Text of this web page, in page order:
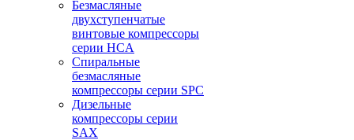
Безмасляные
двухступенчатые
винтовые компрессоры
серии HCA
Спиральные
безмасляные
компрессоры серии SPC
Дизельные
компрессоры серии
SAX